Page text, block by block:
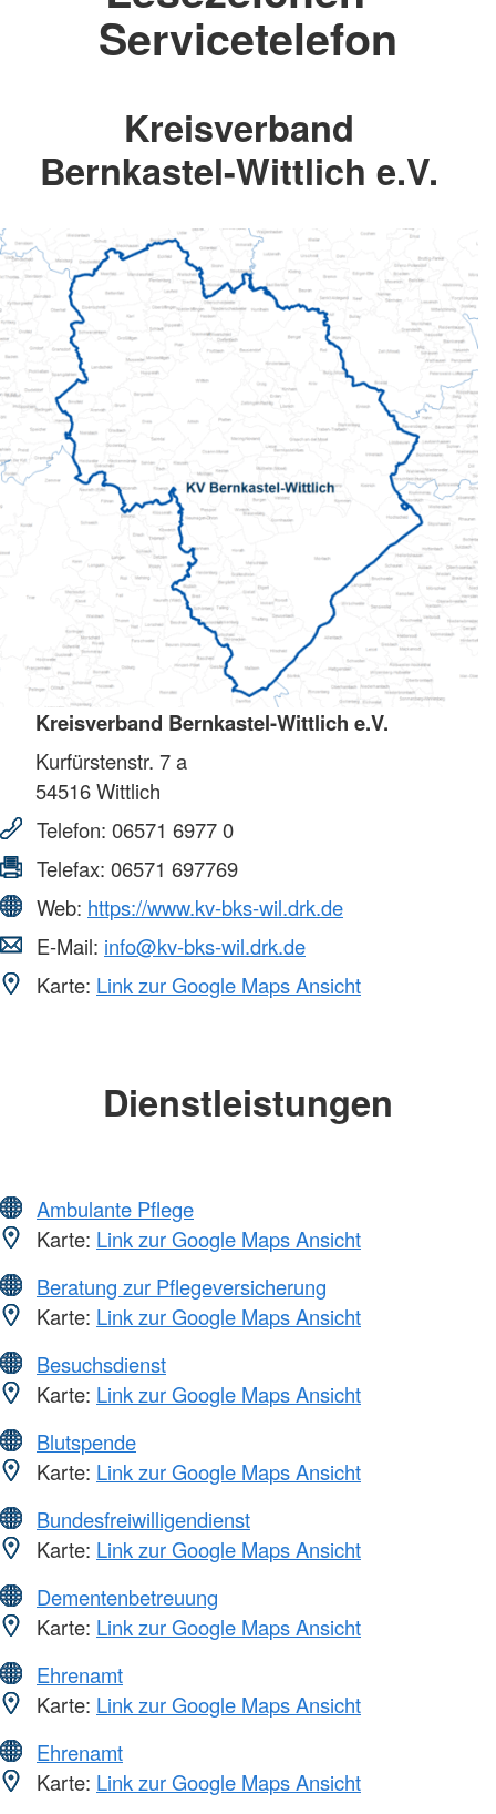
Servicetelefon
Kreisverband
Bernkastel-Wittlich e.V.
Kreisverband Bernkastel-Wittlich e.V.
Kurfürstenstr. 7 a
54516Wittlich
Telefon: 06571 6977 0
Telefax: 06571 697769
Web: https://www.kv-bks-wil.drk.de
E-Mail: info@kv-bks-wil.drk.de
Karte: Link zur Google Maps Ansicht
Dienstleistungen
Ambulante Pflege
Karte: Link zur Google Maps Ansicht
Beratung zur Pflegeversicherung
Karte: Link zur Google Maps Ansicht
Besuchsdienst
Karte: Link zur Google Maps Ansicht
Blutspende
Karte: Link zur Google Maps Ansicht
Bundesfreiwilligendienst
Karte: Link zur Google Maps Ansicht
Dementenbetreuung
Karte: Link zur Google Maps Ansicht
Ehrenamt
Karte: Link zur Google Maps Ansicht
Ehrenamt
Karte: Link zur Google Maps Ansicht